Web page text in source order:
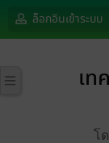
ล็อกอินเข้าระบบ
เท
โ